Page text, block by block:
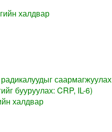
халдвар
саармагжуулах
бууруулах: CRP, IL-6)
халдвар